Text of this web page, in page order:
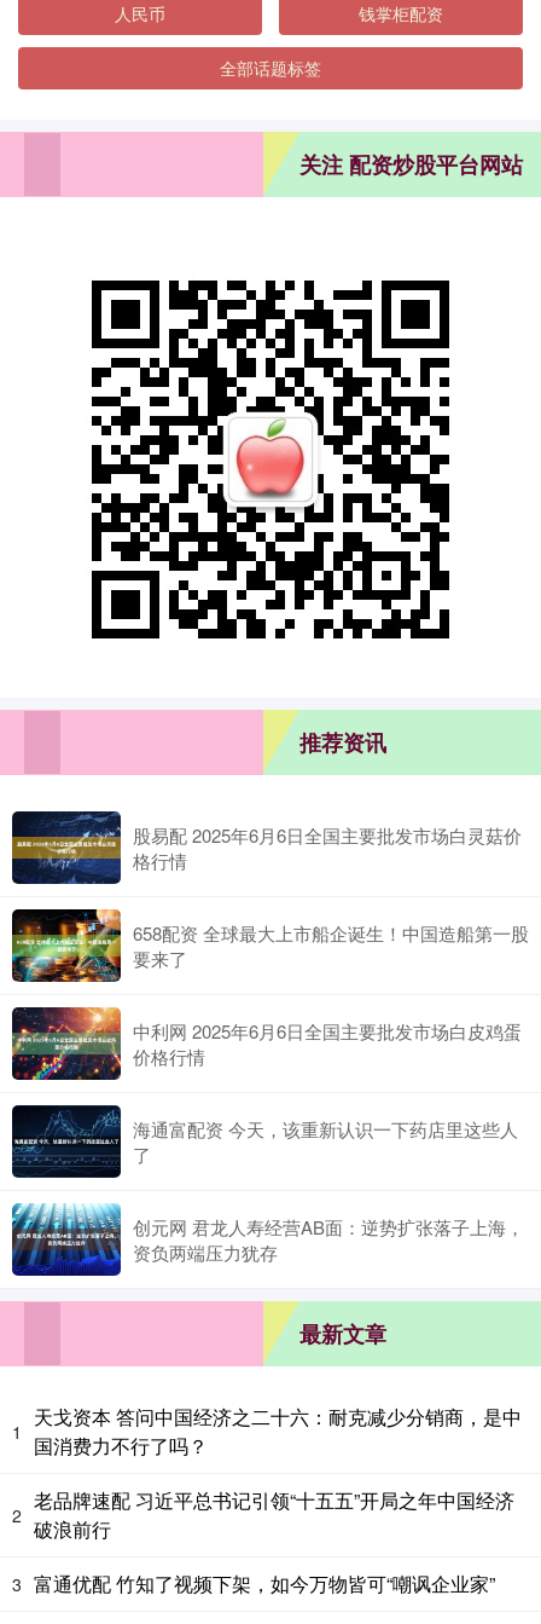
人民币 钱掌柜配资
全部话题标签
关注 配资炒股平台网站
推荐资讯
股易配 2025年6月6日全国主要批发市场白灵菇价
格行情
658配资 全球最大上市船企诞生！中国造船第一股
要来了
中利网 2025年6月6日全国主要批发市场白皮鸡蛋
价格行情
海通富配资 今天，该重新认识一下药店里这些人
了
创元网 君龙人寿经营AB面：逆势扩张落子上海，
资负两端压力犹存
最新文章
1
天戈资本 答问中国经济之二十六：耐克减少分销商，是中
国消费力不行了吗？
2
老品牌速配 习近平总书记引领“十五五”开局之年中国经济
破浪前行
3 富通优配 竹知了视频下架，如今万物皆可“嘲讽企业家”